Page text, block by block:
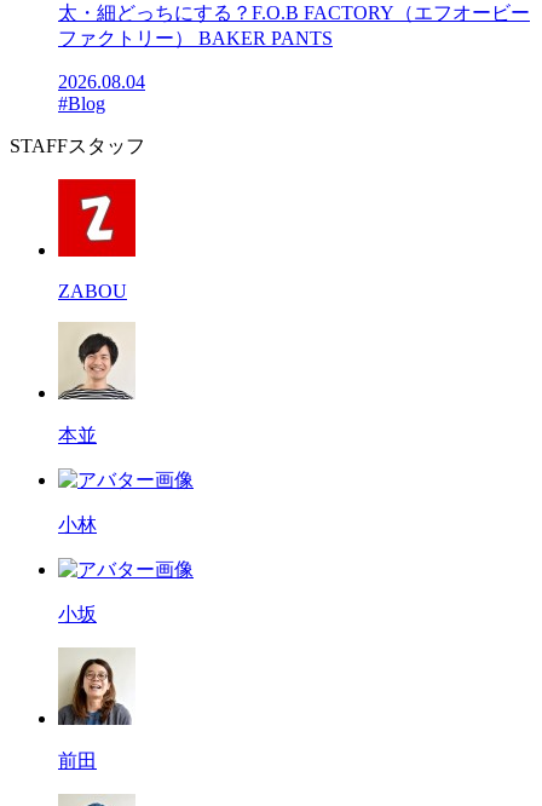
太・細どっちにする？F.O.B FACTORY（エフオービー
ファクトリー） BAKER PANTS
2026.08.04
#Blog
STAFFスタッフ
ZABOU
本並
小林
小坂
前田